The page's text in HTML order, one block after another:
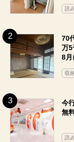
読
70
万5
8月
収
今
無
読